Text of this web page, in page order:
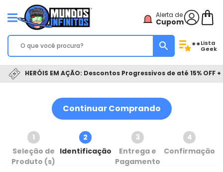
Alerta de
Cupom
**Lista
Geek
HERÓIS EM AÇÃO: Descontos Progressivos de até 15% OFF
Continuar Comprando
1
Seleção de
Produto (s)
2
Identificação
3
Entrega e
Pagamento
4
Confirmação